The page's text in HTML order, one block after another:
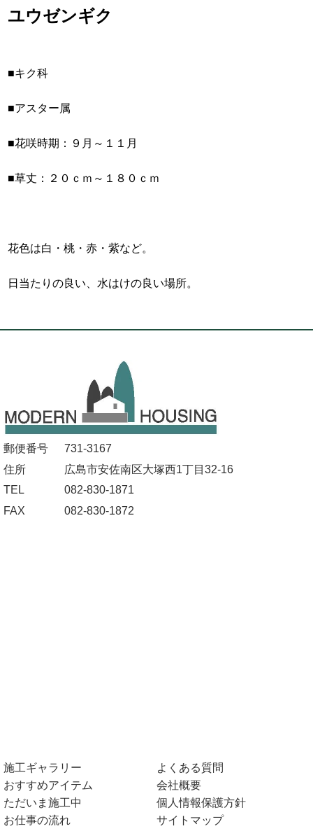
ユウゼンギク
■キク科
■アスター属
■花咲時期：９月～１１月
■草丈：２０ｃｍ～１８０ｃｍ
花色は白・桃・赤・紫など。
日当たりの良い、水はけの良い場所。
郵便番号
731-3167
住所
広島市安佐南区大塚西1丁目32-16
TEL
082-830-1871
FAX
082-830-1872
施工ギャラリー
おすすめアイテム
ただいま施工中
お仕事の流れ
よくある質問
会社概要
個人情報保護方針
サイトマップ